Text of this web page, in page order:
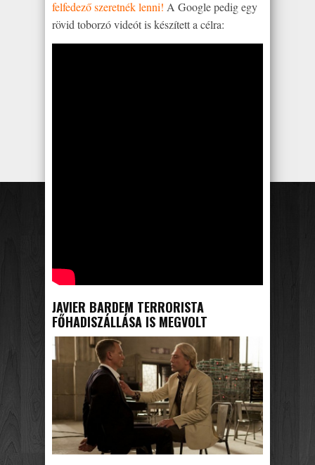
felfedező szeretnék lenni! A Google pedig egy
rövid toborzó videót is készített a célra:
JAVIER BARDEM TERRORISTA
FŐHADISZÁLLÁSA IS MEGVOLT